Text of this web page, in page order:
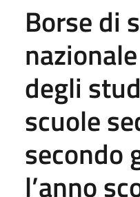
Borse di
degli
scuole
secondo
l’anno